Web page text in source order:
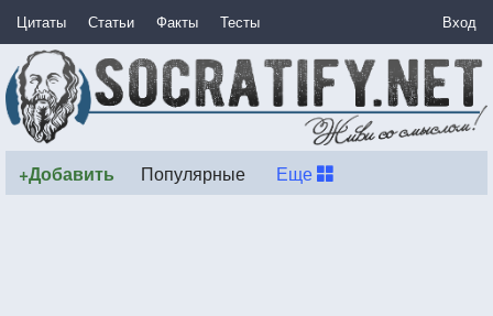
Цитаты Статьи Факты Тесты Вход
+Добавить Популярные Еще